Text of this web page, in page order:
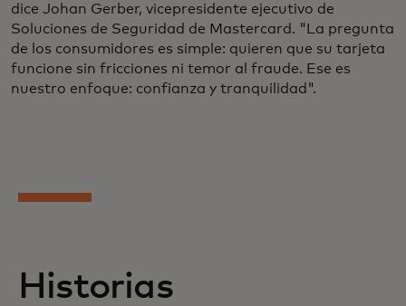
dice Johan Gerber, vicepresidente ejecutivo de
Soluciones de Seguridad de Mastercard. "La pregunta
de los consumidores es simple: quieren que su tarjeta
funcione sin fricciones ni temor al fraude. Ese es
nuestro enfoque: confianza y tranquilidad".
Historias